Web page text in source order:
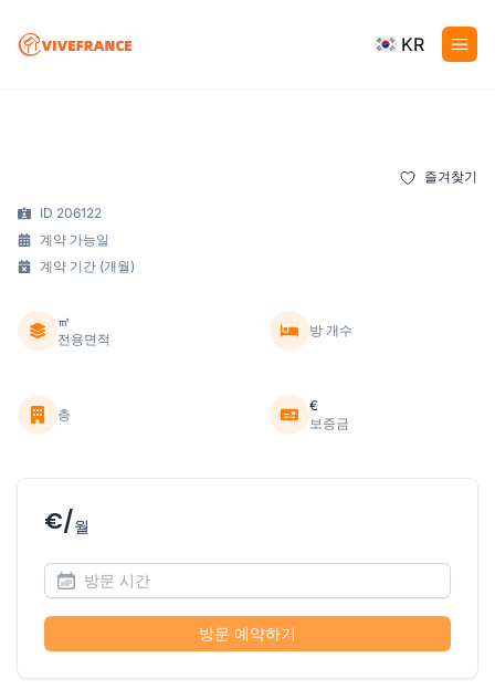
KR
즐겨찾기
ID 206122
계약 가능일
계약 기간 (개월)
㎡
전용면적
방 개수
층
€
보증금
€/월
방문 예약하기